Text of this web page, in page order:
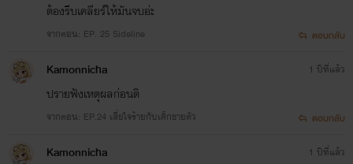
ต้องรีบเคลียร์ให้มันจบอ่ะ
จากตอน: EP. 25 Sideline ตอบกลับ
Kamonnicha
ปรายฟังเหตุผลก่อนดิ
จากตอน: EP.24 เสี่ยใจร้ายกับเด็กขายตัว
1 ปีที่แล้ว
ตอบกลับ
Kamonnicha 1 ปีที่แล้ว